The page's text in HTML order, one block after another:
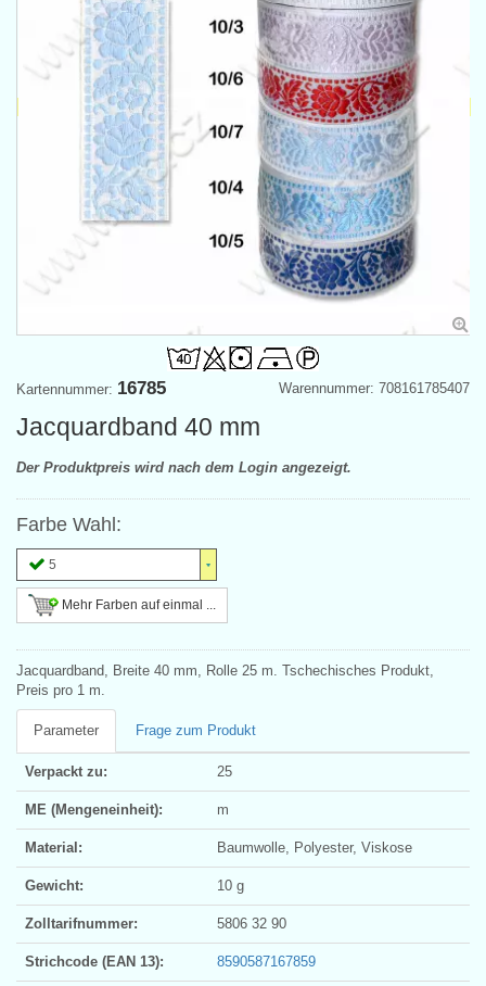
Warennummer: 708161785407
Kartennummer: 16785
Jacquardband 40 mm
Der Produktpreis wird nach dem Login angezeigt.
Farbe Wahl:
5
Mehr Farben auf einmal ...
Jacquardband, Breite 40 mm, Rolle 25 m. Tschechisches Produkt,
Preis pro 1 m.
Parameter Frage zum Produkt
Verpackt zu: 25
ME (Mengeneinheit): m
Material: Baumwolle, Polyester, Viskose
Gewicht: 10 g
Zolltarifnummer: 5806 32 90
Strichcode (EAN 13): 8590587167859